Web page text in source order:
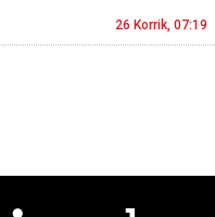
26 Korrik, 07:19